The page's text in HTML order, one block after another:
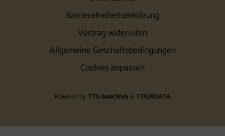
Barrierefreiheitserklärung
Vertrag widerrufen
Allgemeine Geschäftsbedingungen
Cookies anpassen
Powered byTTG basicWeb & TOURDATA